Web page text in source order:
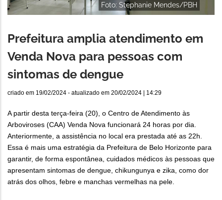
Foto: Stephanie Mendes/PBH
Prefeitura amplia atendimento em
Venda Nova para pessoas com
sintomas de dengue
criado em 19/02/2024 - atualizado em 20/02/2024 | 14:29
A partir desta terça-feira (20), o Centro de Atendimento às
Arboviroses (CAA) Venda Nova funcionará 24 horas por dia.
Anteriormente, a assistência no local era prestada até as 22h.
Essa é mais uma estratégia da Prefeitura de Belo Horizonte para
garantir, de forma espontânea, cuidados médicos às pessoas que
apresentam sintomas de dengue, chikungunya e zika, como dor
atrás dos olhos, febre e manchas vermelhas na pele.